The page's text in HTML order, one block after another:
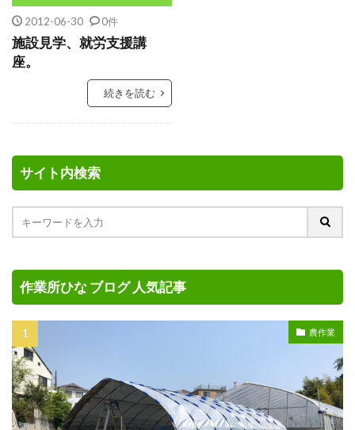
2012-06-30 0件
施設見学、就労支援講
座。
続きを読む
サイト内検索
作業所ひな ブログ 人気記事
農作業